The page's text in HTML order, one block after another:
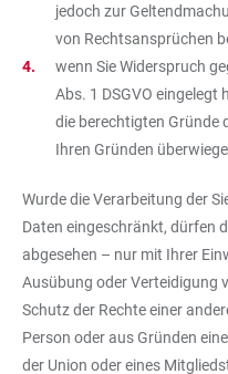
jedoch zur
von Rechtsansprüchen
wenn Sie Widerspruch
Abs. 1 DSGVO
die berechtigten Gründe
Ihren Gründen
Wurde die Verarbeitung der
Daten eingeschränkt, dürfen
abgesehen – nur mit Ihrer
Ausübung oder Verteidigung
Schutz der Rechte einer
Person oder aus Gründen
der Union oder eines